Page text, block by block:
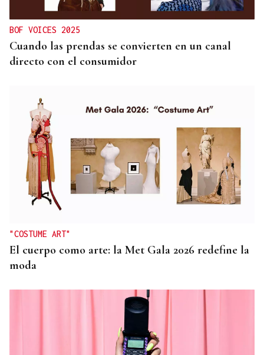
BOF VOICES 2025
Cuando las prendas se convierten en un canal
directo con el consumidor
"COSTUME ART"
El cuerpo como arte: la Met Gala 2026 redefine la
moda